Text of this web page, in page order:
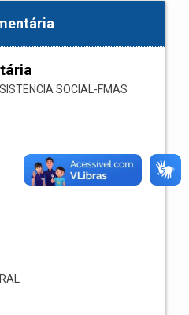
SOCIAL-FMAS